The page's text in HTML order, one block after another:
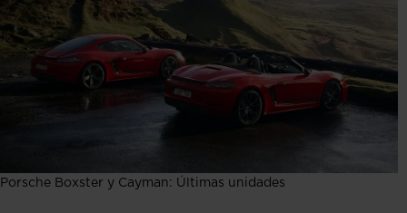
Porsche Boxster y Cayman: Últimas unidades